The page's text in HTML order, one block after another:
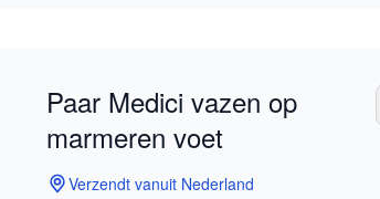
Paar Medici vazen op
marmeren voet
Verzendt vanuit Nederland